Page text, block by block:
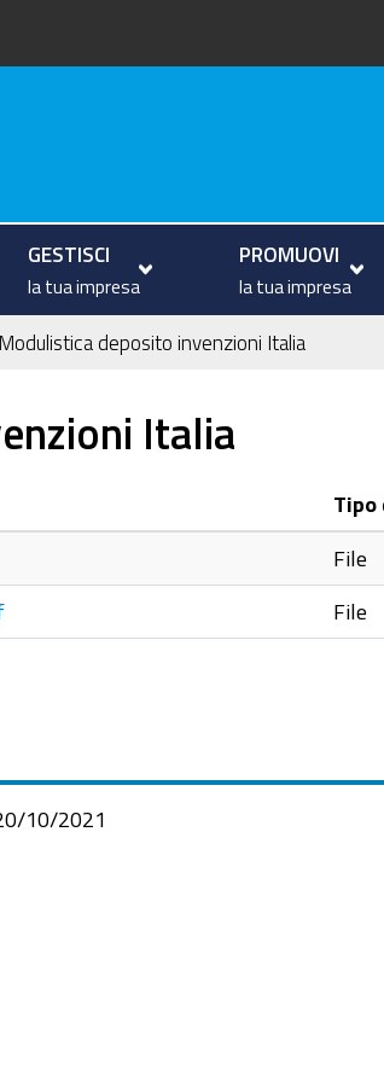
GESTISCI
la tua impresa
PROMUOVI
la tua impresa
Modulistica deposito invenzioni Italia
Italia
Tipo
File
File
10/2021